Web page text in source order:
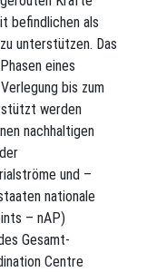
befindlichen als
unterstützen. Das
eines
bis zum
werden
nachhaltigen
und –
nationale
– nAP)
Gesamt-
Centre